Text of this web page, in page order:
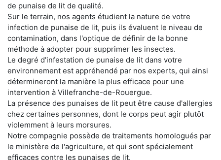
de punaise de lit de qualité.
Sur le terrain, nos agents étudient la nature de votre
infection de punaise de lit, puis ils évaluent le niveau de
contamination, dans l'optique de définir de la bonne
méthode à adopter pour supprimer les insectes.
Le degré d'infestation de punaise de lit dans votre
environnement est appréhendé par nos experts, qui ainsi
détermineront la manière la plus efficace pour une
intervention à Villefranche-de-Rouergue.
La présence des punaises de lit peut être cause d'allergies
chez certaines personnes, dont le corps peut agir plutôt
violemment à leurs morsures.
Notre compagnie possède de traitements homologués par
le ministère de l'agriculture, et qui sont spécialement
efficaces contre les punaises de lit.